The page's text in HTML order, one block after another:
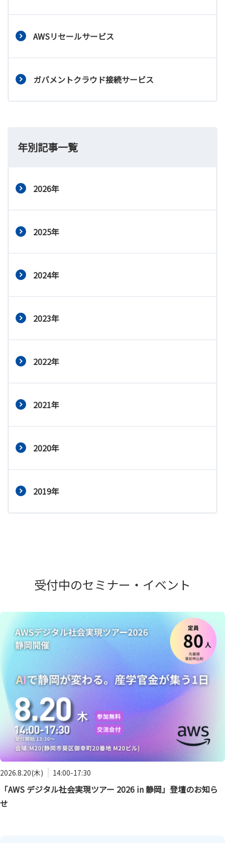
AWSリセールサービス
ガバメントクラウド接続サービス
年別記事一覧
2026年
2025年
2024年
2023年
2022年
2021年
2020年
2019年
受付中のセミナー・イベント
2026.8.20(木) 14:00-17:30
「AWS デジタル社会実現ツアー 2026 in 静岡」登壇のお知ら
せ